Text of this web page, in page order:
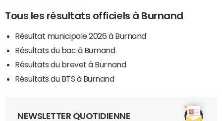
Tous les résultats officiels à Burnand
Résultat municipale 2026 à Burnand
Résultats du bac à Burnand
Résultats du brevet à Burnand
Résultats du BTS à Burnand
NEWSLETTER QUOTIDIENNE